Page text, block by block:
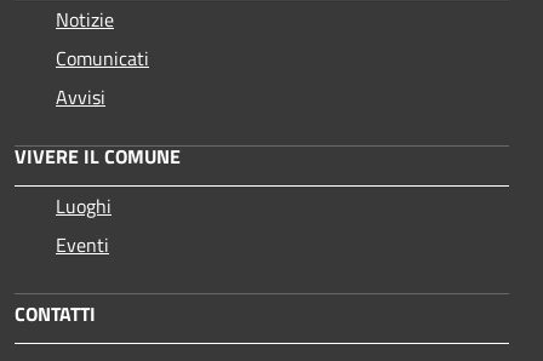
Notizie
Comunicati
Avvisi
VIVERE IL COMUNE
Luoghi
Eventi
CONTATTI